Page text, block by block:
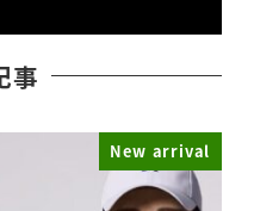
事
New arrival